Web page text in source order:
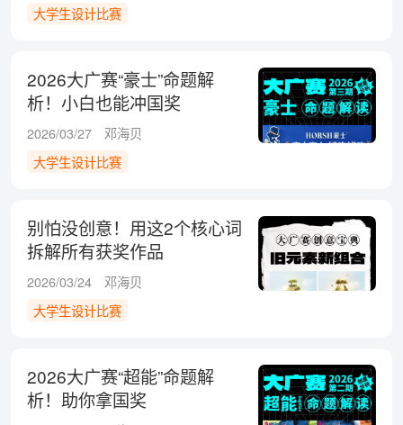
大学生设计比赛
2026大广赛“豪士”命题解
析！小白也能冲国奖
2026/03/27
邓海贝
大学生设计比赛
别怕没创意！用这2个核心词
拆解所有获奖作品
2026/03/24
邓海贝
大学生设计比赛
2026大广赛“超能”命题解
析！助你拿国奖